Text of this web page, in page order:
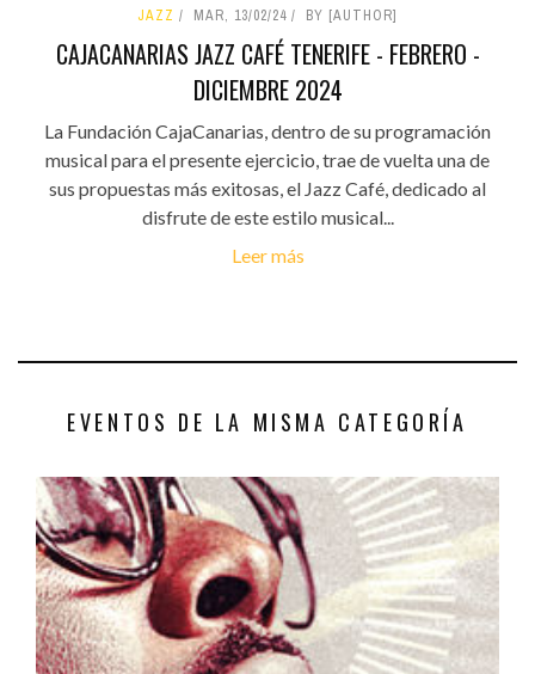
JAZZ MAR, 13/02/24 BY [AUTHOR]
CAJACANARIAS JAZZ CAFÉ TENERIFE - FEBRERO -
DICIEMBRE 2024
La Fundación CajaCanarias, dentro de su programación
musical para el presente ejercicio, trae de vuelta una de
sus propuestas más exitosas, el Jazz Café, dedicado al
disfrute de este estilo musical...
Leer más
EVENTOS DE LA MISMA CATEGORÍA